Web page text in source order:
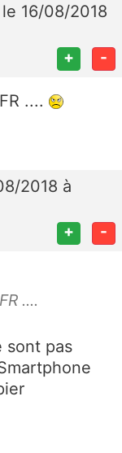
le 16/08/2018
+ -
....
2018 à
+ -
....
sont pas